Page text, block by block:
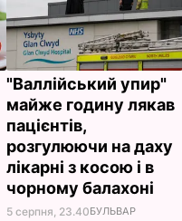
"Валлійський упир"
майже годину лякав
пацієнтів,
розгулюючи на даху
лікарні з косою і в
чорному балахоні
5 серпня, 23.40БУЛЬВАР